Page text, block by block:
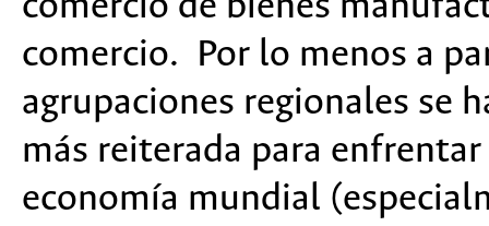
comercio. Por lo menos a
agrupaciones regionales se
más reiterada para
economía mundial